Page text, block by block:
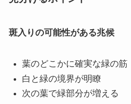
斑入りの可能性がある兆候
葉のどこかに確実な緑の筋
白と緑の境界が明瞭
次の葉で緑部分が増える